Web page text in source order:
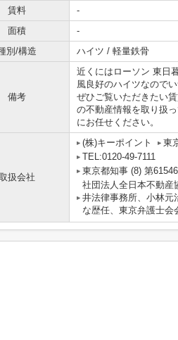
賃料 -
面積
-
別/構造
ハイツ / 軽量鉄骨
備考
近くにはローソン 東日
風良好のハイツなので
ぜひご覧いただきたい
の不動産情報を取り扱
にお任せください。
扱会社
(株)キーポイント
東
TEL:0120-49-7111
東京都知事 (8) 第
社団法人全日本不動
井法律事務所、小林
な歴任、東京弁護士会